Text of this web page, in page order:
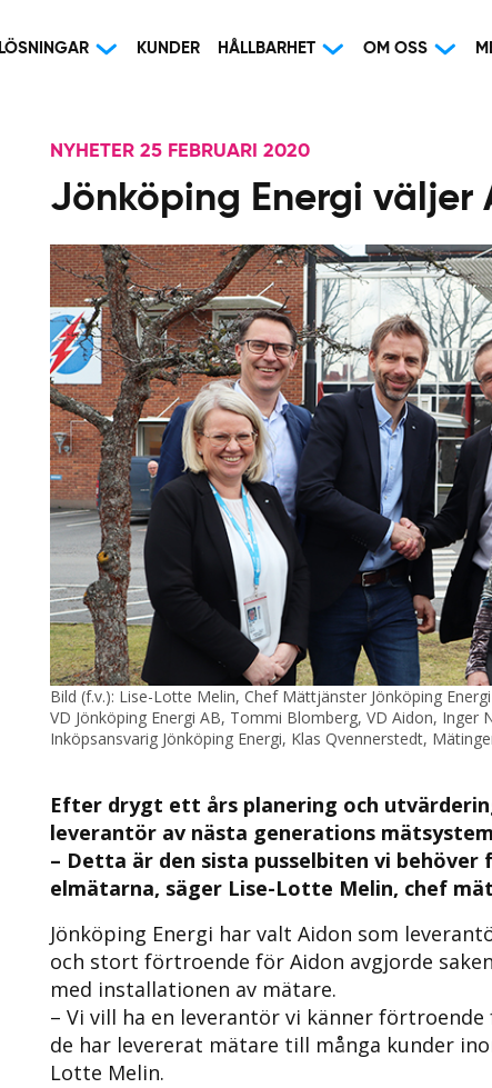
LÖSNINGAR KUNDER HÅLLBARHET OM OSS
NYHETER 25 FEBRUARI 2020
Jönköping Energi väljer
Bild (f.v.): Lise-Lotte Melin, Chef Mättjänster Jönköping
VD Jönköping Energi AB, Tommi Blomberg, VD Aidon, Inger
Inköpsansvarig Jönköping Energi, Klas Qvennerstedt,
Efter drygt ett års planering och
leverantör av nästa generations
– Detta är den sista pusselbiten vi
elmätarna, säger Lise-Lotte Melin, chef
Jönköping Energi har valt Aidon som
och stort förtroende för Aidon avgjorde
med installationen av mätare.
– Vi vill ha en leverantör vi känner
de har levererat mätare till många kunder
Lotte Melin.